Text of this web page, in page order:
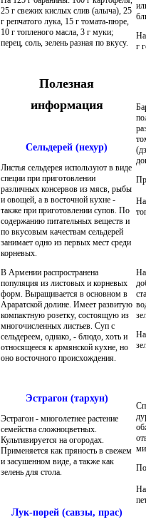
25 г свежих кислых слив (алыча), 25
г репчатого лука, 15 г томата-пюре,
10 г топленого масла, 3 г муки;
перец, соль, зелень разная по вкусу.
Полезная
информация
Сельдерей (нехур)
Листья сельдерея используют в виде
специи при приготовлении
различных консервов из мясв, рыбы
и овощей, а в восточной кухне -
также при приготовлении супов. По
содержанию питательных веществ и
по вкусовым качествам сельдерей
занимает одно из первых мест среди
корневых.
В Армении распространена
популяция из листовых и корневых
форм. Выращивается в основном в
Араратской долине. Имеет развитую
компактную розетку, состоящую из
многочисленных листьев. Суп с
сельдереем, однако, - блюдо, хоть и
относящееся к армянской кухне, но
оно восточного происхождения.
Эстрагон (тархун)
Эстрагон - многолетнее растение
семейства сложноцветных.
Культивируется на огородах.
Применяется как пряность в свежем
и засушенном виде, а также как
зелень для стола.
Лук-порей (савзы, прас)
На
г
На
На
На